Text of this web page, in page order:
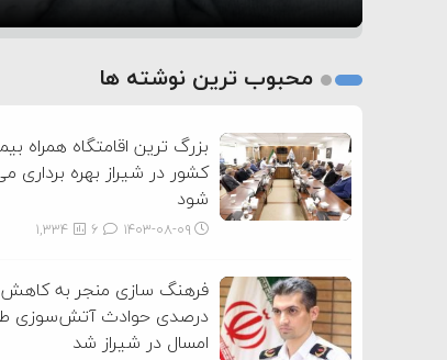
2
محبوب ترین نوشته ها
بزرگ ترین اقامتگاه همراه
کشور در شیراز بهره برداری
شود
۱۴۰۳-۰۸-۰۹ 1,334
درصدی حوادث آتش‌سوزی
امسال در شیراز شد